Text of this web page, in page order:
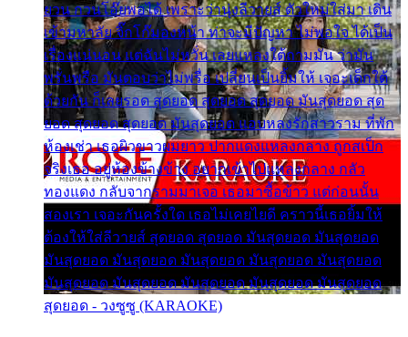
ยวน กวนโอ๊ยพอได้ เพราะว่านุ่งลีวายส์ ตัวใหม่ใส่มา เดิน
เข้ามหาลัย จิ๊กโก๊มองหน้า ท่าจะมีปัญหา ไม่พอใจ ได้เป็น
เรื่องแน่นอน แต่ฉันไม่หวั่น เลยแหลงใต้ถามมัน ว่ามัน
พรั่นพรือ มันตอบว่าไม่พรื่อ เปลี่ยนเป็นยิ้มให้ เจอะเด็กใต้
ด้วยกัน ก็เลยรอด สุดยอด สุดยอด สุดยอด มันสุดยอด สุด
ยอด สุดยอด สุดยอด มันสุดยอด แอบหลงรักสาวราม ที่พัก
ห้องเช่า เธอผิวขาวผมยาว ปากแดงแหลงกลาง ถูกสเป็ก
จริงเธอ อยู่ห้องข้างข้าง อยากเข้าไปแหลงกลาง กลัว
ทองแดง กลับจากรามมาเจอ เธอมาซื้อข้าว แต่ก่อนนั้น
สองเรา เจอะกันครั้งใด เธอไม่เคยไยดี คราวนี้เธอยิ้มให้
ต้องให้ใส่ลีวายส์ สุดยอด สุดยอด มันสุดยอด มันสุดยอด
มันสุดยอด มันสุดยอด มันสุดยอด มันสุดยอด มันสุดยอด
มันสุดยอด มันสุดยอด มันสุดยอด มันสุดยอด มันสุดยอด
สุดยอด - วงซูซู (KARAOKE)